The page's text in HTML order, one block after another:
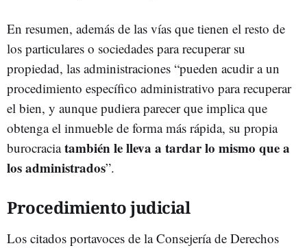
En resumen, además de las vías que tienen el resto de
los particulares o sociedades para recuperar su
propiedad, las administraciones “pueden acudir a un
procedimiento específico administrativo para recuperar
el bien, y aunque pudiera parecer que implica que
obtenga el inmueble de forma más rápida, su propia
burocraciatambién le lleva a tardar lo mismo que a
los administrados”.
Procedimiento judicial
Los citados portavoces de la Consejería de Derechos